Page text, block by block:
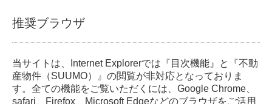
推奨ブラウザ
当サイトは、Internet Explorerでは『目次機能』と『不動
産物件（SUUMO）』の閲覧が非対応となっておりま
す。全ての機能をご覧いただくには、Google Chrome、
safari、Firefox、Microsoft Edgeなどのブラウザをご活用